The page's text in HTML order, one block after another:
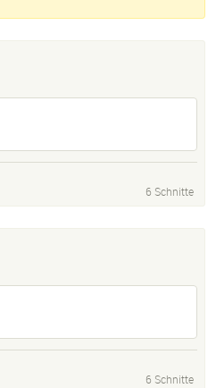
6 Schnitte
6 Schnitte